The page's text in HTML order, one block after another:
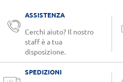
ASSISTENZA
Cerchi aiuto? Il nostro
staff è a tua
disposizione.
SPEDIZIONI